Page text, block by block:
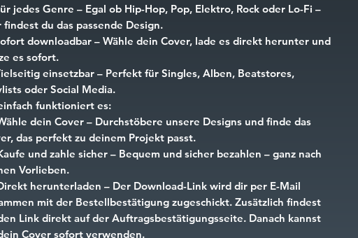
jedes Genre – Egal ob Hip-Hop, Pop, Elektro, Rock oder Lo-Fi –
findest du das passende Design.
downloadbar – Wähle dein Cover, lade es direkt herunter und
es sofort.
einsetzbar – Perfekt für Singles, Alben, Beatstores,
oder Social Media.
funktioniert es:
dein Cover – Durchstöbere unsere Designs und finde das
das perfekt zu deinem Projekt passt.
und zahle sicher – Bequem und sicher bezahlen – ganz nach
Vorlieben.
herunterladen – Der Download-Link wird dir per E-Mail
mit der Bestellbestätigung zugeschickt. Zusätzlich findest
Link direkt auf der Auftragsbestätigungsseite. Danach kannst
Cover sofort verwenden.